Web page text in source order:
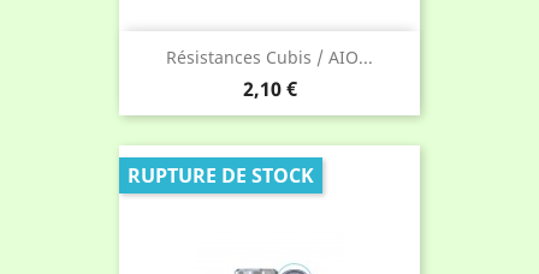
Résistances Cubis / AIO...
Prix
2,10 €
RUPTURE DE STOCK